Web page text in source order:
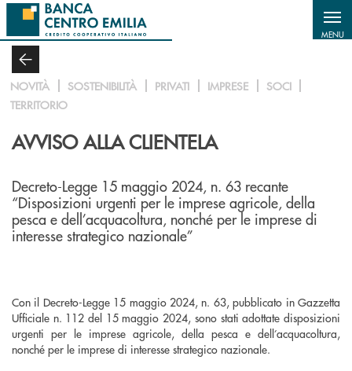
Salta al contenuto principale
MENU
NOVITÀ SOSTENIBILITÀ PRIVATI IMPRESE
SOCI
TERRITORIO
AVVISO ALLA CLIENTELA
Decreto-Legge 15 maggio 2024, n. 63 recante
“Disposizioni urgenti per le imprese agricole, della
pesca e dell’acquacoltura, nonché per le imprese di
interesse strategico nazionale”
Con il Decreto-Legge 15 maggio 2024, n. 63, pubblicato in Gazzetta
Ufficiale n. 112 del 15 maggio 2024, sono stati adottate disposizioni
urgenti per le imprese agricole, della pesca e dell’acquacoltura,
nonché per le imprese di interesse strategico nazionale.